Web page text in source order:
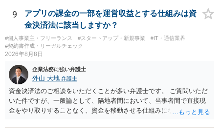
9
アプリの課金の一部を運営収益とする仕組みは資
金決済法に該当しますか？
#個人事業主・フリーランス #スタートアップ・新規事業
#IT・通信業界
#契約書作成・リーガルチェック
2026年8月8日
企業法務に強い弁護士
外山 大地 弁護士
資金決済法のご相談をいただくことが多い弁護士です。 ご質問いただ
いた件ですが、一般論として、隔地者間において、当事者間で直接現
金をやり取りすることなく、資金を移動させる仕組みになりますの
も、為替取引に該当し得る場合であっても、いわゆる収納代行とし